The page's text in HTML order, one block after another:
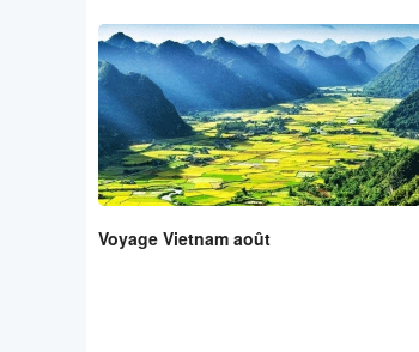
Voyage Vietnam août